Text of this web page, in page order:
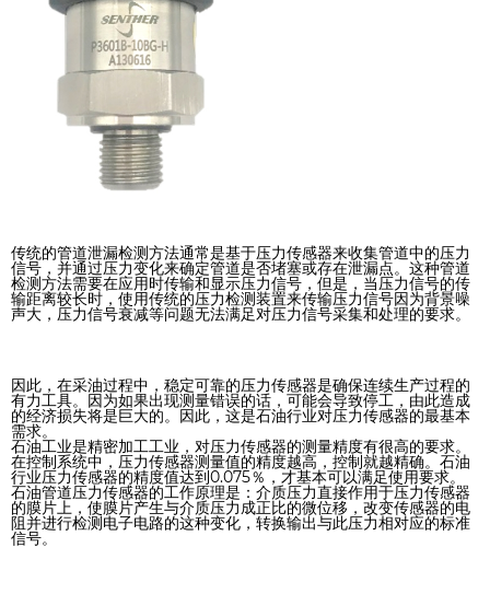
传统的管道泄漏检测方法通常是基于压力传感器来收集管道中的压力
信号，并通过压力变化来确定管道是否堵塞或存在泄漏点。这种管道
检测方法需要在应用时传输和显示压力信号，但是，当压力信号的传
输距离较长时，使用传统的压力检测装置来传输压力信号因为背景噪
声大，压力信号衰减等问题无法满足对压力信号采集和处理的要求。
因此，在采油过程中，稳定可靠的压力传感器是确保连续生产过程的
有力工具。因为如果出现测量错误的话，可能会导致停工，由此造成
的经济损失将是巨大的。因此，这是石油行业对压力传感器的最基本
需求。
石油工业是精密加工工业，对压力传感器的测量精度有很高的要求。
在控制系统中，压力传感器测量值的精度越高，控制就越精确。石油
行业压力传感器的精度值达到0.075％，才基本可以满足使用要求。
石油管道压力传感器的工作原理是：介质压力直接作用于压力传感器
的膜片上，使膜片产生与介质压力成正比的微位移，改变传感器的电
阻并进行检测电子电路的这种变化，转换输出与此压力相对应的标准
信号。